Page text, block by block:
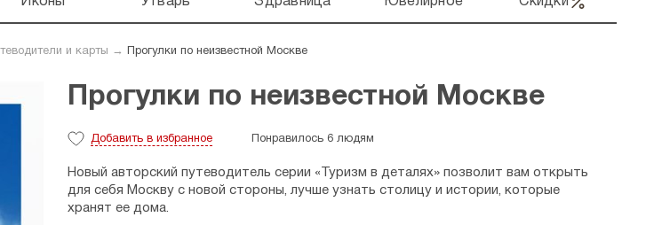
и карты → Прогулки по неизвестной Москве
Прогулки по неизвестной Москве
Добавить в избранное Понравилось 6 людям
Новый авторский путеводитель серии «Туризм в деталях» позволит вам открыть
для себя Москву с новой стороны, лучше узнать столицу и истории, которые
хранят ее дома.